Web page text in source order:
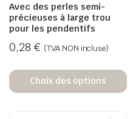
Avec des perles semi-
précieuses à large trou
pour les pendentifs
0,28 € (TVA NON incluse)
Choix des options